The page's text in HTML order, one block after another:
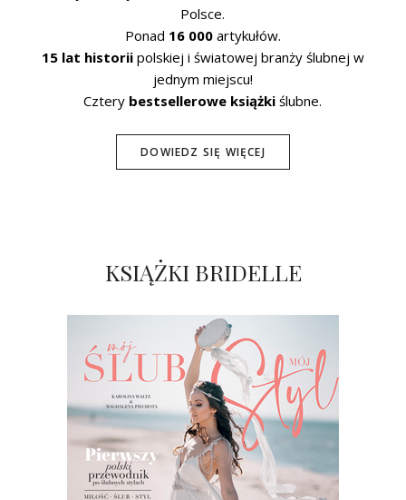
Polsce.
Ponad 16 000artykułów.
15 lat historiipolskiej i światowej branży ślubnej w
jednym miejscu!
Cztery bestsellerowe książki ślubne.
DOWIEDZ SIĘ WIĘCEJ
KSIĄŻKI BRIDELLE